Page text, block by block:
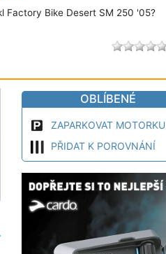
Factory Bike Desert SM 250 '05?
OBLÍBENÉ
ZAPARKOVAT MOTORKU
PŘIDAT K POROVNÁNÍ